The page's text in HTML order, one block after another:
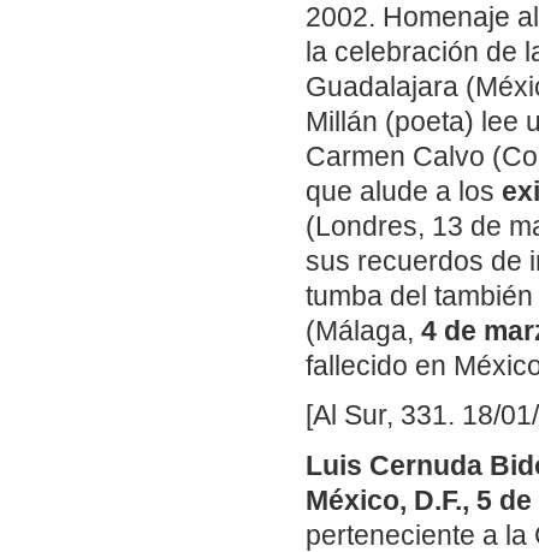
2002. Homenaje
la celebración de
Guadalajara
Millán (poeta) lee
Carmen Calvo
que alude a los
(Londres, 13 de
sus recuerdos de
tumba del
(Málaga, 4 de
fallecido en
[Al Sur, 331. 18/
Luis Cernuda
México, D.F., 5
perteneciente a la